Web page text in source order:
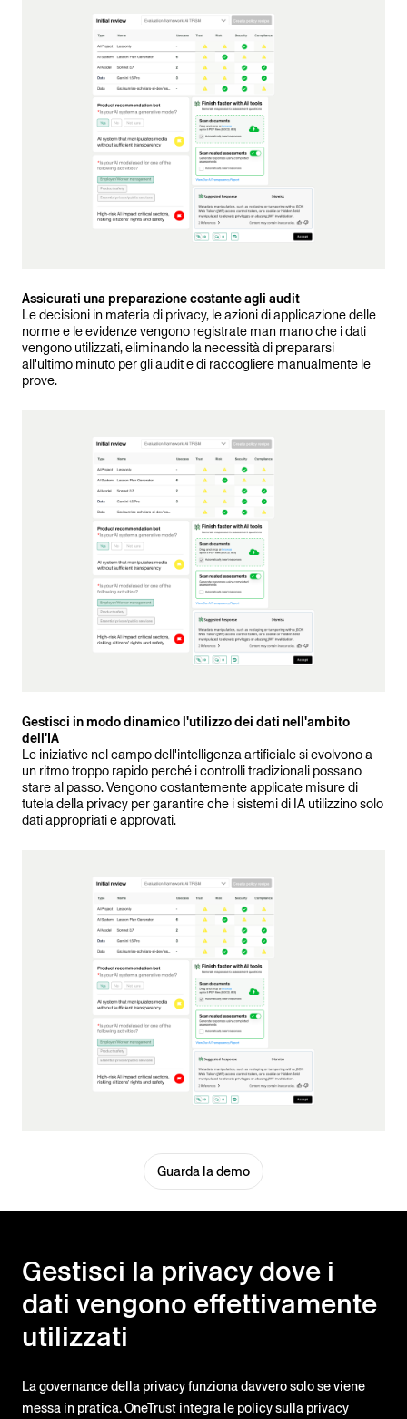
Assicurati una preparazione costante agli audit
Le decisioni in materia di privacy, le azioni di applicazione delle
norme e le evidenze vengono registrate man mano che i dati
vengono utilizzati, eliminando la necessità di prepararsi
all'ultimo minuto per gli audit e di raccogliere manualmente le
prove.
Gestisci in modo dinamico l'utilizzo dei dati nell'ambito
dell'IA
Le iniziative nel campo dell'intelligenza artificiale si evolvono a
un ritmo troppo rapido perché i controlli tradizionali possano
stare al passo. Vengono costantemente applicate misure di
tutela della privacy per garantire che i sistemi di IA utilizzino solo
dati appropriati e approvati.
Guarda la demo
Gestisci la privacy dove i
dati vengono effettivamente
utilizzati
La governance della privacy funziona davvero solo se viene
messa in pratica. OneTrust integra le policy sulla privacy